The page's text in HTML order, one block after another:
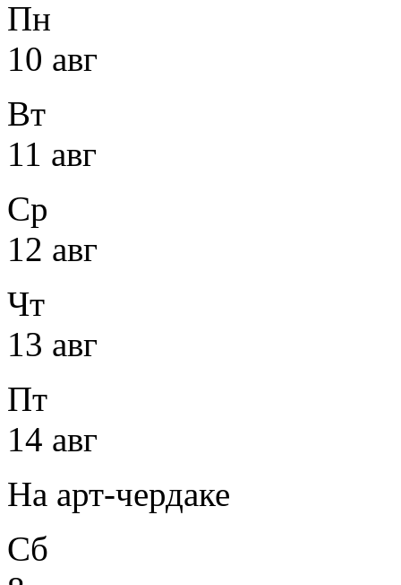
Пн
10 авг
Вт
11 авг
Ср
12 авг
Чт
13 авг
Пт
14 авг
На арт-чердаке
Сб